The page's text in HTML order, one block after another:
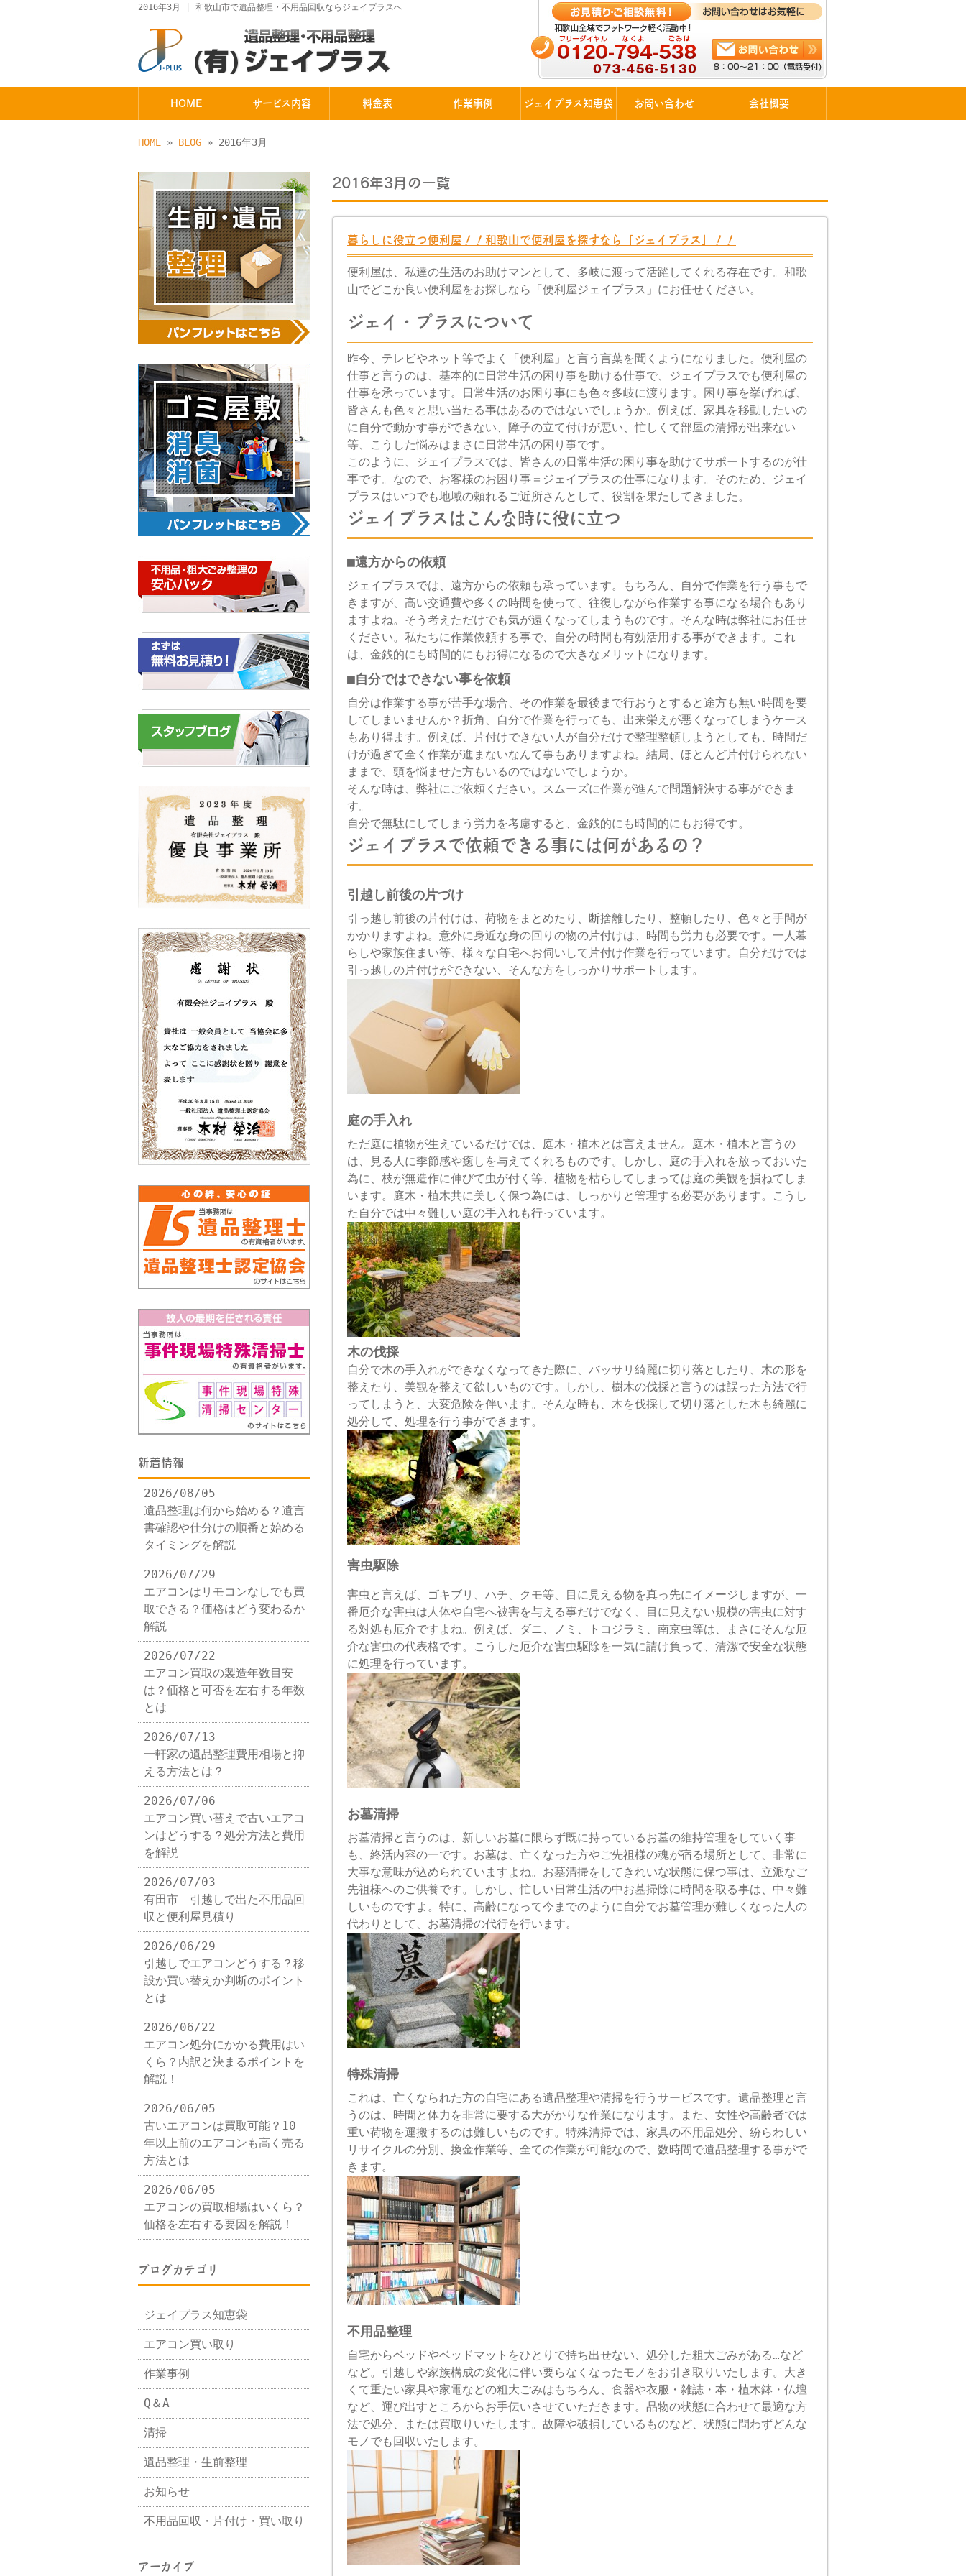
2016年3月 | 和歌山市で遺品整理・不用品回収ならジェイプラスへ
HOME サービス内容 料金表 作業事例 ジェイプラス知恵袋 お問い合わせ 会社概要
HOME » BLOG » 2016年3月
2016年3月の一覧
暮らしに役立つ便利屋！！和歌山で便利屋を探すなら「ジェイプラス」！！
便利屋は、私達の生活のお助けマンとして、多岐に渡って活躍してくれる存在です。和歌
山でどこか良い便利屋をお探しなら「便利屋ジェイプラス」にお任せください。
ジェイ・プラスについて
昨今、テレビやネット等でよく「便利屋」と言う言葉を聞くようになりました。便利屋の
仕事と言うのは、基本的に日常生活の困り事を助ける仕事で、ジェイプラスでも便利屋の
仕事を承っています。日常生活のお困り事にも色々多岐に渡ります。困り事を挙げれば、
皆さんも色々と思い当たる事はあるのではないでしょうか。例えば、家具を移動したいの
に自分で動かす事ができない、障子の立て付けが悪い、忙しくて部屋の清掃が出来ない
等、こうした悩みはまさに日常生活の困り事です。
このように、ジェイプラスでは、皆さんの日常生活の困り事を助けてサポートするのが仕
事です。なので、お客様のお困り事＝ジェイプラスの仕事になります。そのため、ジェイ
プラスはいつでも地域の頼れるご近所さんとして、役割を果たしてきました。
ジェイプラスはこんな時に役に立つ
■遠方からの依頼
ジェイプラスでは、遠方からの依頼も承っています。もちろん、自分で作業を行う事もで
きますが、高い交通費や多くの時間を使って、往復しながら作業する事になる場合もあり
ますよね。そう考えただけでも気が遠くなってしまうものです。そんな時は弊社にお任せ
ください。私たちに作業依頼する事で、自分の時間も有効活用する事ができます。これ
は、金銭的にも時間的にもお得になるので大きなメリットになります。
■自分ではできない事を依頼
自分は作業する事が苦手な場合、その作業を最後まで行おうとすると途方も無い時間を要
してしまいませんか？折角、自分で作業を行っても、出来栄えが悪くなってしまうケース
もあり得ます。例えば、片付けできない人が自分だけで整理整頓しようとしても、時間だ
けが過ぎて全く作業が進まないなんて事もありますよね。結局、ほとんど片付けられない
ままで、頭を悩ませた方もいるのではないでしょうか。
そんな時は、弊社にご依頼ください。スムーズに作業が進んで問題解決する事ができま
す。
自分で無駄にしてしまう労力を考慮すると、金銭的にも時間的にもお得です。
ジェイプラスで依頼できる事には何があるの？
引越し前後の片づけ
引っ越し前後の片付けは、荷物をまとめたり、断捨離したり、整頓したり、色々と手間が
かかりますよね。意外に身近な身の回りの物の片付けは、時間も労力も必要です。一人暮
らしや家族住まい等、様々な自宅へお伺いして片付け作業を行っています。自分だけでは
引っ越しの片付けができない、そんな方をしっかりサポートします。
庭の手入れ
ただ庭に植物が生えているだけでは、庭木・植木とは言えません。庭木・植木と言うの
は、見る人に季節感や癒しを与えてくれるものです。しかし、庭の手入れを放っておいた
為に、枝が無造作に伸びて虫が付く等、植物を枯らしてしまっては庭の美観を損ねてしま
います。庭木・植木共に美しく保つ為には、しっかりと管理する必要があります。こうし
た自分では中々難しい庭の手入れも行っています。
木の伐採
自分で木の手入れができなくなってきた際に、バッサリ綺麗に切り落としたり、木の形を
整えたり、美観を整えて欲しいものです。しかし、樹木の伐採と言うのは誤った方法で行
ってしまうと、大変危険を伴います。そんな時も、木を伐採して切り落とした木も綺麗に
処分して、処理を行う事ができます。
害虫駆除
害虫と言えば、ゴキブリ、ハチ、クモ等、目に見える物を真っ先にイメージしますが、一
番厄介な害虫は人体や自宅へ被害を与える事だけでなく、目に見えない規模の害虫に対す
る対処も厄介ですよね。例えば、ダニ、ノミ、トコジラミ、南京虫等は、まさにそんな厄
介な害虫の代表格です。こうした厄介な害虫駆除を一気に請け負って、清潔で安全な状態
に処理を行っています。
お墓清掃
お墓清掃と言うのは、新しいお墓に限らず既に持っているお墓の維持管理をしていく事
も、終活内容の一です。お墓は、亡くなった方やご先祖様の魂が宿る場所として、非常に
大事な意味が込められていますよね。お墓清掃をしてきれいな状態に保つ事は、立派なご
先祖様へのご供養です。しかし、忙しい日常生活の中お墓掃除に時間を取る事は、中々難
しいものですよ。特に、高齢になって今までのように自分でお墓管理が難しくなった人の
代わりとして、お墓清掃の代行を行います。
特殊清掃
これは、亡くなられた方の自宅にある遺品整理や清掃を行うサービスです。遺品整理と言
うのは、時間と体力を非常に要する大がかりな作業になります。また、女性や高齢者では
重い荷物を運搬するのは難しいものです。特殊清掃では、家具の不用品処分、紛らわしい
リサイクルの分別、換金作業等、全ての作業が可能なので、数時間で遺品整理する事がで
きます。
不用品整理
自宅からベッドやベッドマットをひとりで持ち出せない、処分した粗大ごみがある…など
など。引越しや家族構成の変化に伴い要らなくなったモノをお引き取りいたします。大き
くて重たい家具や家電などの粗大ごみはもちろん、食器や衣服・雑誌・本・植木鉢・仏壇
など、運び出すところからお手伝いさせていただきます。品物の状態に合わせて最適な方
法で処分、または買取りいたします。故障や破損しているものなど、状態に問わずどんな
モノでも回収いたします。
新着情報
2026/08/05
遺品整理は何から始める？遺言
書確認や仕分けの順番と始める
タイミングを解説
2026/07/29
エアコンはリモコンなしでも買
取できる？価格はどう変わるか
解説
2026/07/22
エアコン買取の製造年数目安
は？価格と可否を左右する年数
とは
2026/07/13
一軒家の遺品整理費用相場と抑
える方法とは？
2026/07/06
エアコン買い替えで古いエアコ
ンはどうする？処分方法と費用
を解説
2026/07/03
有田市 引越しで出た不用品回
収と便利屋見積り
2026/06/29
引越しでエアコンどうする？移
設か買い替えか判断のポイント
とは
2026/06/22
エアコン処分にかかる費用はい
くら？内訳と決まるポイントを
解説！
2026/06/05
古いエアコンは買取可能？10
年以上前のエアコンも高く売る
方法とは
2026/06/05
エアコンの買取相場はいくら？
価格を左右する要因を解説！
ブログカテゴリ
ジェイプラス知恵袋
エアコン買い取り
作業事例
Q＆A
清掃
遺品整理・生前整理
お知らせ
不用品回収・片付け・買い取り
アーカイブ